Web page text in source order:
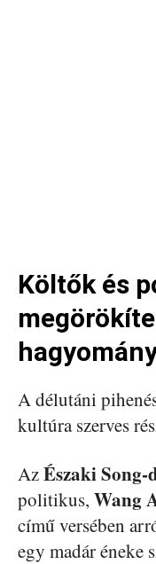
Költők és
A délutáni
kultúra szerves
AzÉszaki Song-
politikus, Wang
című versében
egy madár éneke